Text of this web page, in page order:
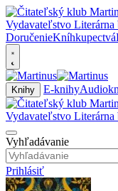
DoručenieKníhkupectvá
Knihy E-knihy
Vyhľadávanie
Prihlásiť